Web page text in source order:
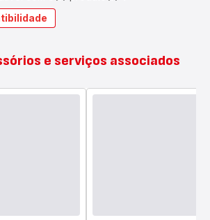
e serviços associados